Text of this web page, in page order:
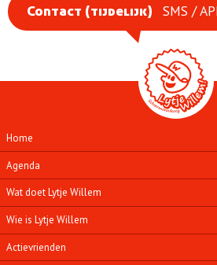
Contact (tijdelijk) SMS /
Home
Agenda
Wat doet Lytje Willem
Wie is Lytje Willem
Actievrienden